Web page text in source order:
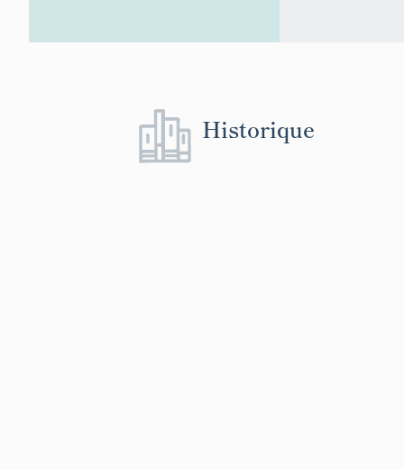
Historique